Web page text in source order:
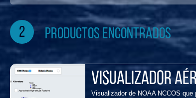
2 productos encontrados
Visualizador
Visualizador de NOAA NCCOS